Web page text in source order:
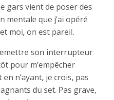
gars vient de poser des
que j’ai opéré
moi, on est pareil.
son interrupteur
pour m’empêcher
n’ayant, je crois, pas
du set. Pas grave,